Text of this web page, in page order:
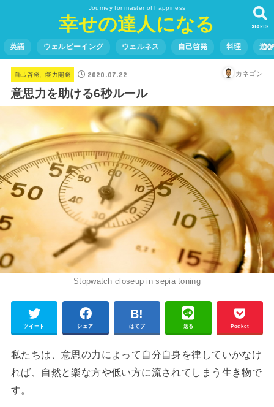
Journey for master of happiness
幸せの達人になる SEARCH
英語 ウェルビーイング ウェルネス 自己啓発 料理 遊
自己啓発、能力開発 2020.07.22 カネゴン
意思力を助ける6秒ルール
Stopwatch closeup in sepia toning
ツイート シェア はてブ 送る Pocket
私たちは、意思の力によって自分自身を律していかなけ
れば、自然と楽な方や低い方に流されてしまう生き物で
す。